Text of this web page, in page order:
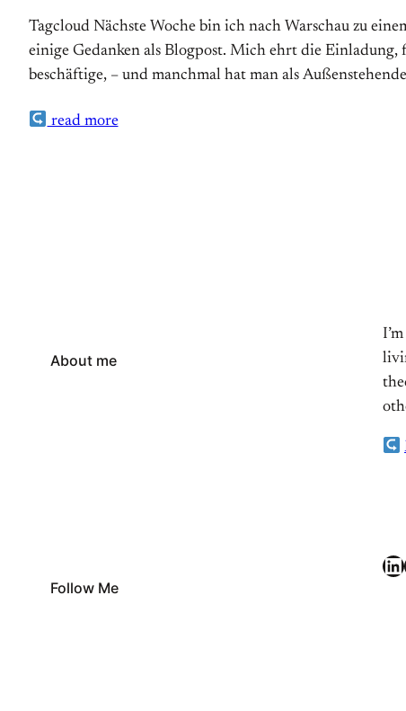
Tagcloud Nächste Woche bin ich nach Warschau zu
einige Gedanken als Blogpost. Mich ehrt die
beschäftige, – und manchmal hat man als
read more
About me
I’m
Follow Me
LinkedIn